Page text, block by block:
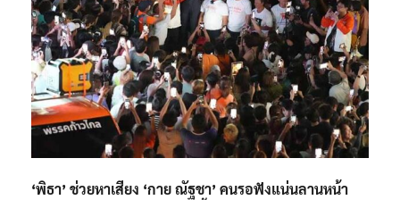
‘พิธา’ ช่วยหาเสียง ‘กาย ณัฐชา’ คนรอฟังแน่นลานหน้า